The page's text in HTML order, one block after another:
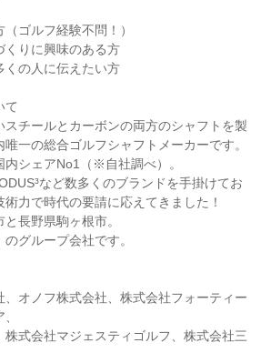
ゴルフ経験不問！）
くりに興味のある方
くの人に伝えたい方
て
スチールとカーボンの両方のシャフトを製
一の総合ゴルフシャフトメーカーです。
内シェアNo1（※自社調べ）。
など数多くのブランドを手掛けてお
術力で時代の要請に応えてきました！
長野県駒ヶ根市。
グループ会社です。
、オノフ株式会社、株式会社フォーティー
式会社マジェスティゴルフ、株式会社三